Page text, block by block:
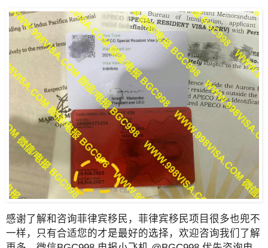
感谢了解和咨询菲律宾移民，菲律宾移民项目很多也兜不
一样，只有合适您的才是最好的选择，欢迎咨询我们了解